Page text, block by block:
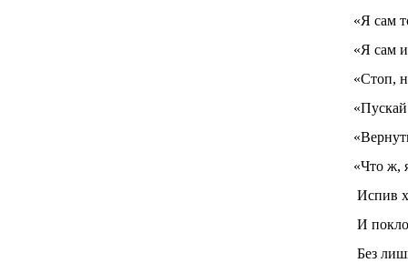
«Я сам
«Я сам
«Стоп,
«Что ж,
Испив
И
Без